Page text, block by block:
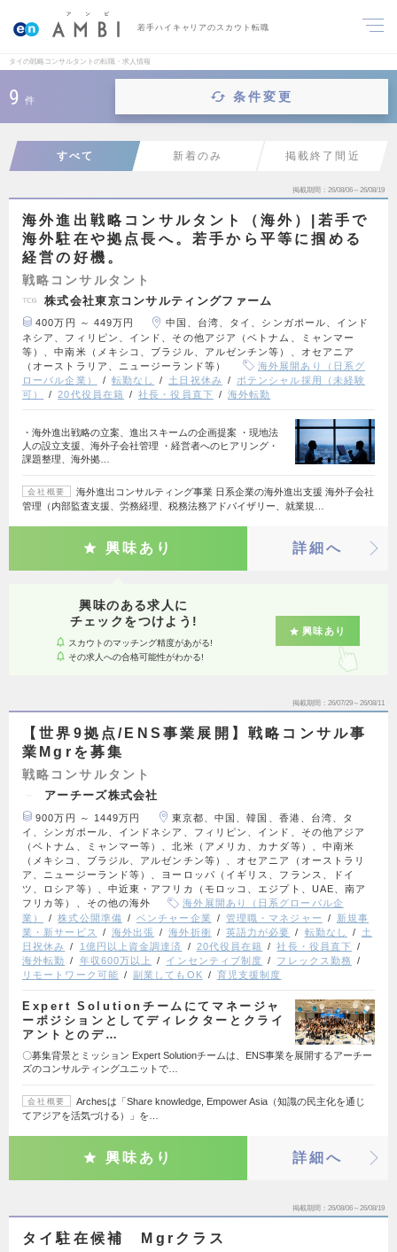
若手ハイキャリアのスカウト転職
タイの戦略コンサルタントの転職・求人情報
9 件 条件変更
すべて 新着のみ 掲載終了間近
掲載期間 26/08/06～26/08/19
海外進出戦略コンサルタント（海外）|若手で
海外駐在や拠点長へ。若手から平等に掴める
経営の好機。
戦略コンサルタント
株式会社東京コンサルティングファーム
400万円 ～ 449万円
中国、台湾、タイ、シンガポール、インド
ネシア、フィリピン、インド、その他アジア（ベトナム、ミャンマー
等）、中南米（メキシコ、ブラジル、アルゼンチン等）、オセアニア
（オーストラリア、ニュージーランド等）
海外展開あり（日系グ
ローバル企業）
転勤なし 土日祝休み
ポテンシャル採用（未経験
可）
20代役員在籍 社長・役員直下 海外転勤
・海外進出戦略の立案、進出スキームの企画提案 ・現地法
人の設立支援、海外子会社管理 ・経営者へのヒアリング・
課題整理、海外拠…
会社概要
海外進出コンサルティング事業 日系企業の海外進出支援 海外子会社
管理（内部監査支援、労務経理、税務法務アドバイザリー、就業規…
興味あり 詳細へ
興味のある求人に
チェックをつけよう!
スカウトのマッチング精度があがる!
その求人への合格可能性がわかる!
興味あり
掲載期間 26/07/29～26/08/11
【世界9拠点/ENS事業展開】戦略コンサル事
業Mgrを募集
戦略コンサルタント
アーチーズ株式会社
900万円 ～ 1449万円
東京都、中国、韓国、香港、台湾、タ
イ、シンガポール、インドネシア、フィリピン、インド、その他アジア
（ベトナム、ミャンマー等）、北米（アメリカ、カナダ等）、中南米
（メキシコ、ブラジル、アルゼンチン等）、オセアニア（オーストラリ
ア、ニュージーランド等）、ヨーロッパ（イギリス、フランス、ドイ
ツ、ロシア等）、中近東・アフリカ（モロッコ、エジプト、UAE、南ア
フリカ等）、その他の海外
海外展開あり（日系グローバル企
業）
株式公開準備 ベンチャー企業 管理職・マネジャー
新規事
業・新サービス
海外出張 海外折衝 英語力が必要 転勤なし
土
日祝休み
1億円以上資金調達済 20代役員在籍
社長・役員直下
海外転勤
年収600万以上 インセンティブ制度
フレックス勤務
リモートワーク可能
副業してもOK 育児支援制度
Expert Solutionチームにてマネージャ
ーポジションとしてディレクターとクライ
アントとのデ…
〇募集背景とミッション Expert Solutionチームは、ENS事業を展開するアーチー
ズのコンサルティングユニットで…
会社概要
Archesは「Share knowledge, Empower Asia（知識の民主化を通じ
てアジアを活気づける）」を…
興味あり 詳細へ
掲載期間 26/08/06～26/08/19
タイ駐在候補 Mgrクラス